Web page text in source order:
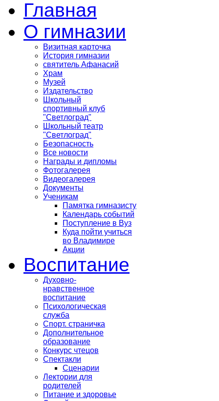
Главная
О гимназии
Визитная карточка
История гимназии
святитель Афанасий
Храм
Музей
Издательство
Школьный
спортивный клуб
"Светлоград"
Школьный театр
"Светлоград"
Безопасность
Все новости
Награды и дипломы
Фотогалерея
Видеогалерея
Документы
Ученикам
Памятка гимназисту
Календарь событий
Поступление в Вуз
Куда пойти учиться
во Владимире
Акции
Воспитание
Духовно-
нравственное
воспитание
Психологическая
служба
Спорт. страничка
Дополнительное
образование
Конкурс чтецов
Спектакли
Сценарии
Лектории для
родителей
Питание и здоровье